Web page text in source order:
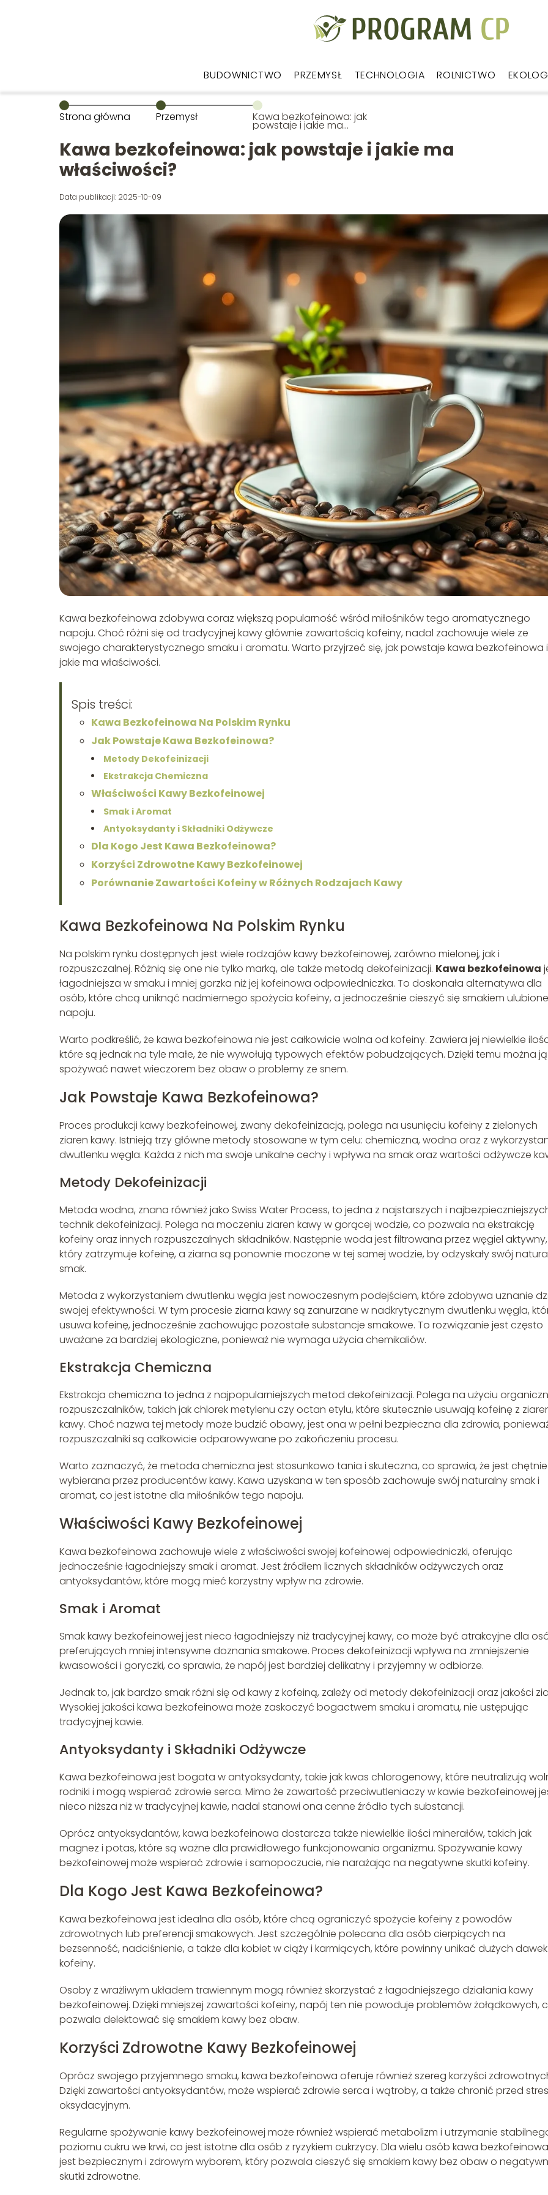
BUDOWNICTWO PRZEMYSŁ TECHNOLOGIA ROLNICTWO
Strona główna Przemysł Kawa bezkofeinowa: jak
powstaje i jakie ma
właściwości?
Kawa bezkofeinowa: jak powstaje i jakie ma
właściwości?
Data publikacji: 2025-10-09
Kawa bezkofeinowa zdobywa coraz większą popularność wśród miłośników tego aromatycznego
napoju. Choć różni się od tradycyjnej kawy głównie zawartością kofeiny, nadal zachowuje wiele ze
swojego charakterystycznego smaku i aromatu. Warto przyjrzeć się, jak powstaje kawa bezkofeinowa i
jakie ma właściwości.
Spis treści:
Kawa Bezkofeinowa Na Polskim Rynku
Jak Powstaje Kawa Bezkofeinowa?
Metody Dekofeinizacji
Ekstrakcja Chemiczna
Właściwości Kawy Bezkofeinowej
Smak i Aromat
Antyoksydanty i Składniki Odżywcze
Dla Kogo Jest Kawa Bezkofeinowa?
Korzyści Zdrowotne Kawy Bezkofeinowej
Porównanie Zawartości Kofeiny w Różnych Rodzajach Kawy
Kawa Bezkofeinowa Na Polskim Rynku
Na polskim rynku dostępnych jest wiele rodzajów kawy bezkofeinowej, zarówno mielonej, jak i
rozpuszczalnej. Różnią się one nie tylko marką, ale także metodą dekofeinizacji. Kawa bezkofeinowa
łagodniejsza w smaku i mniej gorzka niż jej kofeinowa odpowiedniczka. To doskonała alternatywa dla
osób, które chcą uniknąć nadmiernego spożycia kofeiny, a jednocześnie cieszyć się smakiem
napoju.
Warto podkreślić, że kawa bezkofeinowa nie jest całkowicie wolna od kofeiny. Zawiera jej niewielkie
które są jednak na tyle małe, że nie wywołują typowych efektów pobudzających. Dzięki temu można ją
spożywać nawet wieczorem bez obaw o problemy ze snem.
Jak Powstaje Kawa Bezkofeinowa?
Proces produkcji kawy bezkofeinowej, zwany dekofeinizacją, polega na usunięciu kofeiny z zielonych
ziaren kawy. Istnieją trzy główne metody stosowane w tym celu: chemiczna, wodna oraz z
dwutlenku węgla. Każda z nich ma swoje unikalne cechy i wpływa na smak oraz wartości odżywcze
Metody Dekofeinizacji
Metoda wodna, znana również jako Swiss Water Process, to jedna z najstarszych i
technik dekofeinizacji. Polega na moczeniu ziaren kawy w gorącej wodzie, co pozwala na ekstrakcję
kofeiny oraz innych rozpuszczalnych składników. Następnie woda jest filtrowana przez węgiel aktywny,
który zatrzymuje kofeinę, a ziarna są ponownie moczone w tej samej wodzie, by odzyskały swój
smak.
Metoda z wykorzystaniem dwutlenku węgla jest nowoczesnym podejściem, które zdobywa uznanie
swojej efektywności. W tym procesie ziarna kawy są zanurzane w nadkrytycznym dwutlenku węgla,
usuwa kofeinę, jednocześnie zachowując pozostałe substancje smakowe. To rozwiązanie jest często
uważane za bardziej ekologiczne, ponieważ nie wymaga użycia chemikaliów.
Ekstrakcja Chemiczna
Ekstrakcja chemiczna to jedna z najpopularniejszych metod dekofeinizacji. Polega na użyciu
rozpuszczalników, takich jak chlorek metylenu czy octan etylu, które skutecznie usuwają kofeinę z
kawy. Choć nazwa tej metody może budzić obawy, jest ona w pełni bezpieczna dla zdrowia,
rozpuszczalniki są całkowicie odparowywane po zakończeniu procesu.
Warto zaznaczyć, że metoda chemiczna jest stosunkowo tania i skuteczna, co sprawia, że jest chętnie
wybierana przez producentów kawy. Kawa uzyskana w ten sposób zachowuje swój naturalny smak i
aromat, co jest istotne dla miłośników tego napoju.
Właściwości Kawy Bezkofeinowej
Kawa bezkofeinowa zachowuje wiele z właściwości swojej kofeinowej odpowiedniczki, oferując
jednocześnie łagodniejszy smak i aromat. Jest źródłem licznych składników odżywczych oraz
antyoksydantów, które mogą mieć korzystny wpływ na zdrowie.
Smak i Aromat
Smak kawy bezkofeinowej jest nieco łagodniejszy niż tradycyjnej kawy, co może być atrakcyjne dla
preferujących mniej intensywne doznania smakowe. Proces dekofeinizacji wpływa na zmniejszenie
kwasowości i goryczki, co sprawia, że napój jest bardziej delikatny i przyjemny w odbiorze.
Jednak to, jak bardzo smak różni się od kawy z kofeiną, zależy od metody dekofeinizacji oraz jakości
Wysokiej jakości kawa bezkofeinowa może zaskoczyć bogactwem smaku i aromatu, nie ustępując
tradycyjnej kawie.
Antyoksydanty i Składniki Odżywcze
Kawa bezkofeinowa jest bogata w antyoksydanty, takie jak kwas chlorogenowy, które neutralizują
rodniki i mogą wspierać zdrowie serca. Mimo że zawartość przeciwutleniaczy w kawie bezkofeinowej
nieco niższa niż w tradycyjnej kawie, nadal stanowi ona cenne źródło tych substancji.
Oprócz antyoksydantów, kawa bezkofeinowa dostarcza także niewielkie ilości minerałów, takich jak
magnez i potas, które są ważne dla prawidłowego funkcjonowania organizmu. Spożywanie kawy
bezkofeinowej może wspierać zdrowie i samopoczucie, nie narażając na negatywne skutki kofeiny.
Dla Kogo Jest Kawa Bezkofeinowa?
Kawa bezkofeinowa jest idealna dla osób, które chcą ograniczyć spożycie kofeiny z powodów
zdrowotnych lub preferencji smakowych. Jest szczególnie polecana dla osób cierpiących na
bezsenność, nadciśnienie, a także dla kobiet w ciąży i karmiących, które powinny unikać dużych dawek
kofeiny.
Osoby z wrażliwym układem trawiennym mogą również skorzystać z łagodniejszego działania kawy
bezkofeinowej. Dzięki mniejszej zawartości kofeiny, napój ten nie powoduje problemów żołądkowych,
pozwala delektować się smakiem kawy bez obaw.
Korzyści Zdrowotne Kawy Bezkofeinowej
Oprócz swojego przyjemnego smaku, kawa bezkofeinowa oferuje również szereg korzyści
Dzięki zawartości antyoksydantów, może wspierać zdrowie serca i wątroby, a także chronić przed
oksydacyjnym.
Regularne spożywanie kawy bezkofeinowej może również wspierać metabolizm i utrzymanie
poziomu cukru we krwi, co jest istotne dla osób z ryzykiem cukrzycy. Dla wielu osób kawa bezkofeinowa
jest bezpiecznym i zdrowym wyborem, który pozwala cieszyć się smakiem kawy bez obaw o
skutki zdrowotne.